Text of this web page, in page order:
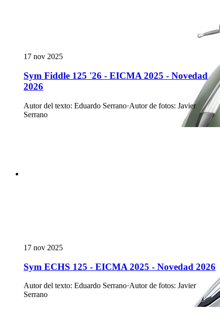
17 nov 2025
Sym Fiddle 125 '26 - EICMA 2025 - Novedad
2026
Autor del texto: Eduardo Serrano·Autor de fotos: Javier
Serrano
17 nov 2025
Sym ECHS 125 - EICMA 2025 - Novedad 2026
Autor del texto: Eduardo Serrano·Autor de fotos: Javier
Serrano